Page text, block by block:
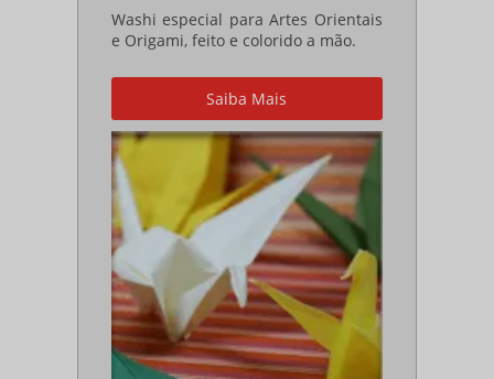
Washi especial para Artes Orientais
e Origami, feito e colorido a mão.
Saiba Mais